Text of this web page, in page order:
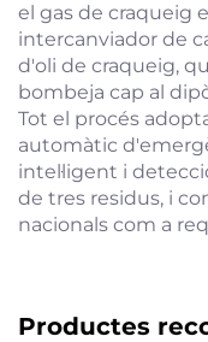
el gas de craqueig
intercanviador de
d'oli de craqueig,
bombeja cap al
Tot el procés
automàtic
intel·ligent i
de tres residus, i
nacionals com a
Productes